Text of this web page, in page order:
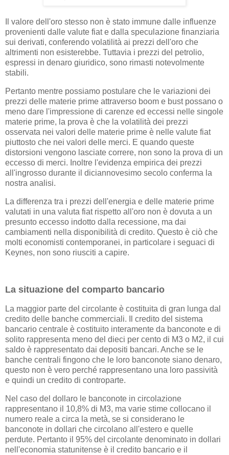
Il valore dell'oro stesso non è stato immune dalle influenze
provenienti dalle valute fiat e dalla speculazione finanziaria
sui derivati, conferendo volatilità ai prezzi dell'oro che
altrimenti non esisterebbe. Tuttavia i prezzi del petrolio,
espressi in denaro giuridico, sono rimasti notevolmente
stabili.
Pertanto mentre possiamo postulare che le variazioni dei
prezzi delle materie prime attraverso boom e bust possano o
meno dare l'impressione di carenze ed eccessi nelle singole
materie prime, la prova è che la volatilità dei prezzi
osservata nei valori delle materie prime è nelle valute fiat
piuttosto che nei valori delle merci. E quando queste
distorsioni vengono lasciate correre, non sono la prova di un
eccesso di merci. Inoltre l'evidenza empirica dei prezzi
all'ingrosso durante il diciannovesimo secolo conferma la
nostra analisi.
La differenza tra i prezzi dell'energia e delle materie prime
valutati in una valuta fiat rispetto all'oro non è dovuta a un
presunto eccesso indotto dalla recessione, ma dai
cambiamenti nella disponibilità di credito. Questo è ciò che
molti economisti contemporanei, in particolare i seguaci di
Keynes, non sono riusciti a capire.
La situazione del comparto bancario
La maggior parte del circolante è costituita di gran lunga dal
credito delle banche commerciali. Il credito del sistema
bancario centrale è costituito interamente da banconote e di
solito rappresenta meno del dieci per cento di M3 o M2, il cui
saldo è rappresentato dai depositi bancari. Anche se le
banche centrali fingono che le loro banconote siano denaro,
questo non è vero perché rappresentano una loro passività
e quindi un credito di controparte.
Nel caso del dollaro le banconote in circolazione
rappresentano il 10,8% di M3, ma varie stime collocano il
numero reale a circa la metà, se si considerano le
banconote in dollari che circolano all'estero e quelle
perdute. Pertanto il 95% del circolante denominato in dollari
nell'economia statunitense è il credito bancario e il